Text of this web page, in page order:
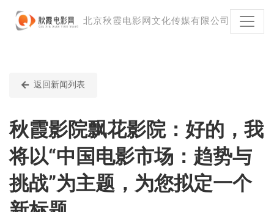
北京秋霞电影网文化传媒有限公司
返回新闻列表
秋霞影院飘花影院：好的，我
将以“中国电影市场：趋势与
挑战”为主题，为您拟定一个